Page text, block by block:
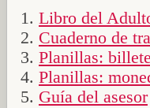
Libro del
Cuaderno de
Planillas:
Planillas:
Guía del asesor